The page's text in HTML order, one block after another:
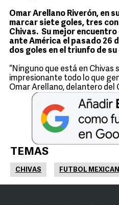
Omar Arellano Riverón, en
marcar siete goles, tres
Chivas. Su mejor
ante América el pasado 26
dos goles en el triunfo de su
“Ninguno que está en Chivas
impresionante todo lo que
Omar Arellano, delantero del
TEMAS
CHIVAS FUTBOL